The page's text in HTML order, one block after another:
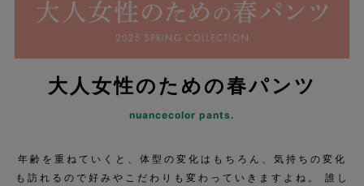
大人女性のための春パンツ
nuancecolor pants.
年齢を重ねていくと、体型の変化はもちろん、気持ちの変化
も訪れるので好みやこだわりも変わっていきますよね。 誰し